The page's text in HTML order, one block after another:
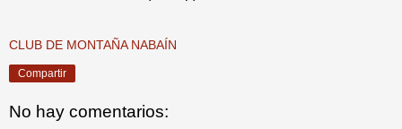
CLUB DE MONTAÑA NABAÍN
Compartir
No hay comentarios: